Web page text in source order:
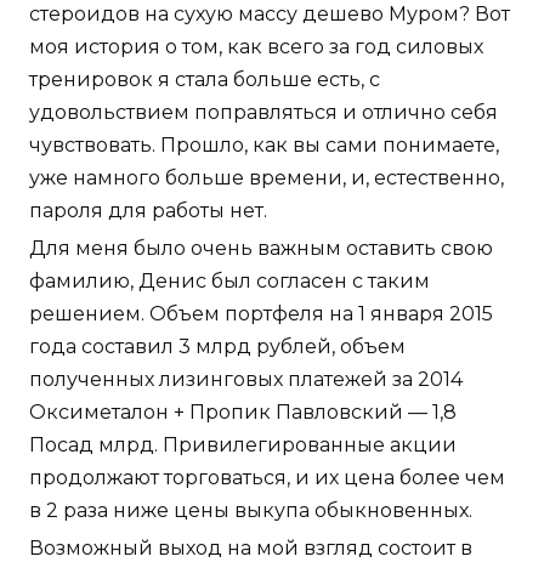
стероидов на сухую массу дешево Муром? Вот
моя история о том, как всего за год силовых
тренировок я стала больше есть, с
удовольствием поправляться и отлично себя
чувствовать. Прошло, как вы сами понимаете,
уже намного больше времени, и, естественно,
пароля для работы нет.
Для меня было очень важным оставить свою
фамилию, Денис был согласен с таким
решением. Объем портфеля на 1 января 2015
года составил 3 млрд рублей, объем
полученных лизинговых платежей за 2014
Оксиметалон + Пропик Павловский — 1,8
Посад млрд. Привилегированные акции
продолжают торговаться, и их цена более чем
в 2 раза ниже цены выкупа обыкновенных.
Возможный выход на мой взгляд состоит в